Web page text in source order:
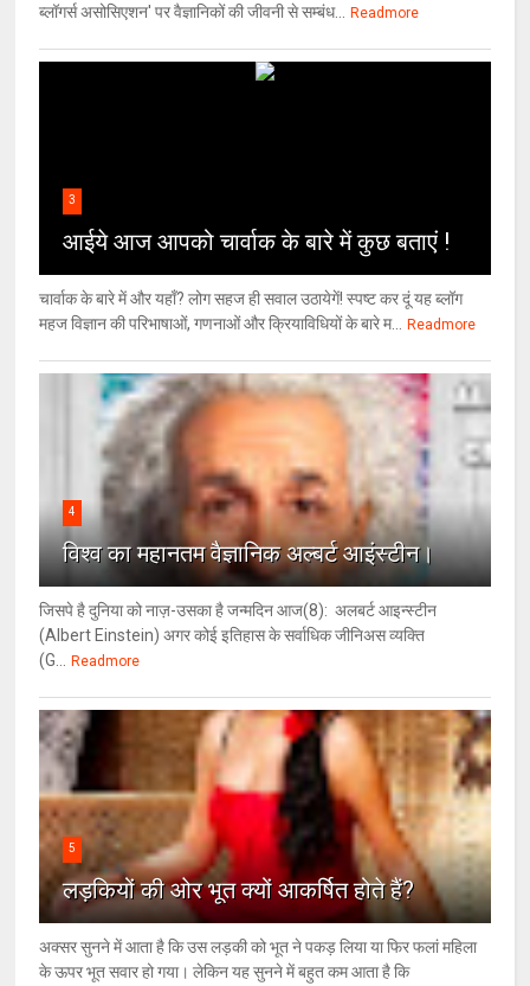
ब्लॉगर्स असोसिएशन' पर वैज्ञा‍निकों की जीवनी से सम्बंध...
Readmore
3
आईये आज आपको चार्वाक के बारे में कुछ बताएं !
चार्वाक के बारे में और यहाँ? लोग सहज ही सवाल उठायेगें! स्पष्ट कर दूं यह ब्लॉग
महज विज्ञान की परिभाषाओं, गणनाओं और क्रियाविधियों के बारे म...
Readmore
4
विश्‍व का महानतम वैज्ञानिक अल्बर्ट आइंस्टीन।
जिसपे है दुनिया को नाज़-उसका है जन्मदिन आज(8): अलबर्ट आइन्स्टीन
(Albert Einstein) अगर कोई इतिहास के सर्वाधिक जीनिअस व्यक्ति
(G...
Readmore
5
लड़कियों की ओर भूत क्‍यों आकर्षित होते हैं?
अक्सर सुनने में आता है कि उस लड़की को भूत ने पकड़ लिया या फिर फलां महिला
के ऊपर भूत सवार हो गया। लेकिन यह सुनने में बहुत कम आता है कि